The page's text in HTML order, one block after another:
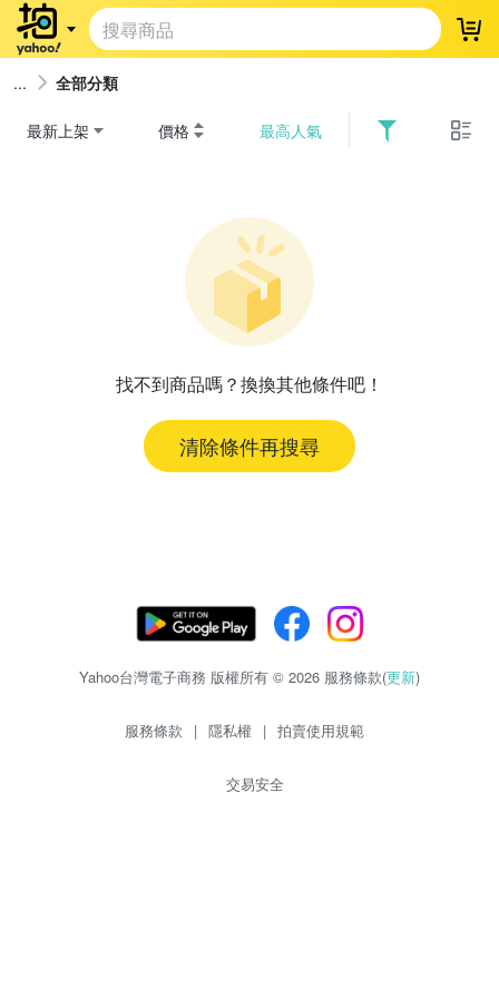
登
全部分類
最新上架 價格 最高人氣
找不到商品嗎？換換其他條件吧！
清除條件再搜尋
Yahoo台灣電子商務 版權所有 © 2026 服務條款(更新)
服務條款 | 隱私權 | 拍賣使用規範
交易安全